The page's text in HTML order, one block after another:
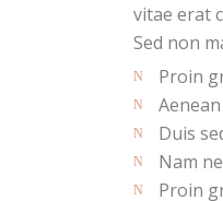
vitae erat
Sed non
Proin
Duis
Nam
Proin